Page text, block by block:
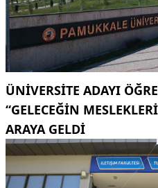
ÜNIVERSITE ADAYI
“GELECEĞIN
ARAYA GELDI